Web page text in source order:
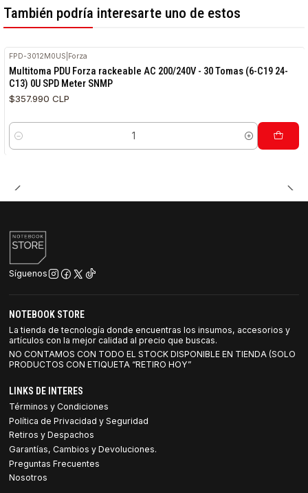
También podría interesarte uno de estos
FPD-3012M0US Forza
Multitoma PDU Forza rackeable AC 200/240V - 30 Tomas (6-C19 24-
C13) 0U SPD Meter SNMP
$357.990 CLP
Cantidad
Síguenos
NOTEBOOK STORE
La tienda de tecnología donde encuentras los insumos, accesorios y
artículos con la mejor calidad al precio que buscas.
NO CONTAMOS CON TODO EL STOCK DISPONIBLE EN TIENDA (SOLO
PRODUCTOS CON ETIQUETA “RETIRO HOY”
LINKS DE INTERES
Términos y Condiciones
Política de Privacidad y Seguridad
Retiros y Despachos
Garantías, Cambios y Devoluciones.
Preguntas Frecuentes
Nosotros